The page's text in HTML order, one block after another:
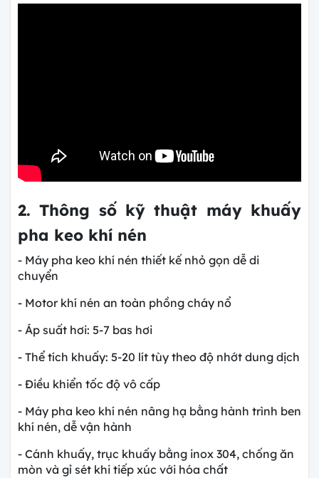
2. Thông số kỹ thuật máy khuấy
pha keo khí nén
- Máy pha keo khí nén thiết kế nhỏ gọn dễ di
chuyển
- Motor khí nén an toàn phồng cháy nổ
- Áp suất hơi: 5-7 bas hơi
- Thể tích khuấy: 5-20 lít tùy theo độ nhớt dung dịch
- Điều khiển tốc độ vô cấp
- Máy pha keo khí nén nâng hạ bằng hành trình ben
khí nén, dễ vận hành
- Cánh khuấy, trục khuấy bằng inox 304, chống ăn
mòn và gỉ sét khi tiếp xúc với hóa chất